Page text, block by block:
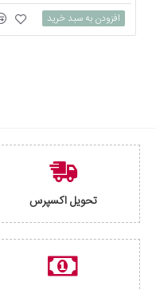
افزودن به سبد خرید
تحویل اکسپرس